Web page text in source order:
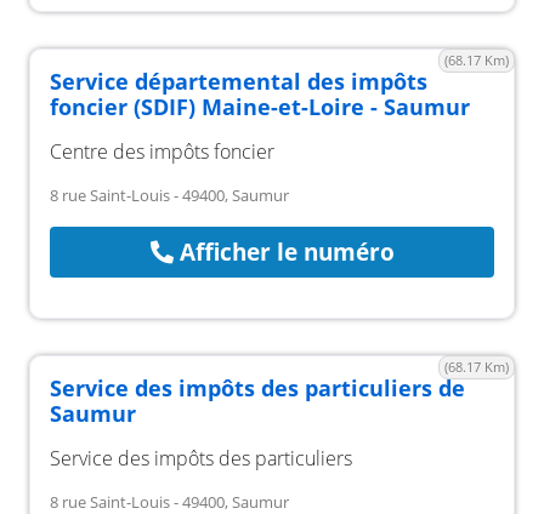
(68.17 Km)
Service départemental des impôts
foncier (SDIF) Maine-et-Loire - Saumur
Centre des impôts foncier
8 rue Saint-Louis - 49400, Saumur
Afficher le numéro
(68.17 Km)
Service des impôts des particuliers de
Saumur
Service des impôts des particuliers
8 rue Saint-Louis - 49400, Saumur